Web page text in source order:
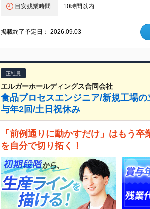
目安残業時間 10時間以内
掲載終了予定日：2026.09.03
正社員
エルガーホールディングス合同会社
食品プロセスエンジニア/新規工場
与年2回/土日祝休み
「前例通りに動かすだけ」はもう
を自分で切り拓く！